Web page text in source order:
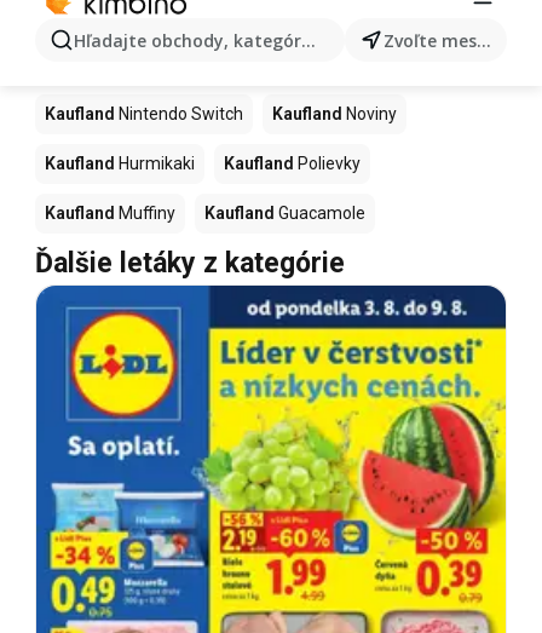
Hľadajte obchody, kategórie, produkty... Zvoľte mesto
Kaufland
Kaufland Nintendo Switch Kaufland Noviny
Kaufland Hurmikaki Kaufland Polievky
Kaufland Muffiny Kaufland Guacamole
Ďalšie letáky z kategórie